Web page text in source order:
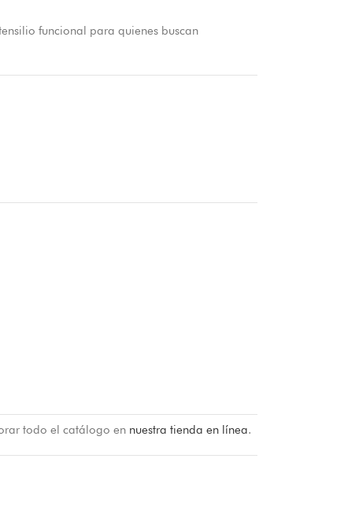
funcional para quienes buscan
todo el catálogo en nuestra tienda en línea.